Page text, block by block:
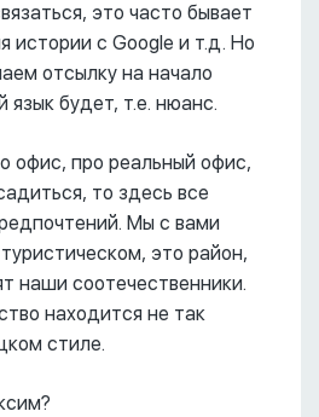
это часто бывает
истории с Google и т.д. Но
отсылку на начало
язык будет, т.е. нюанс.
офис, про реальный офис,
то здесь все
Мы с вами
это район,
наши соотечественники.
находится не так
стиле.